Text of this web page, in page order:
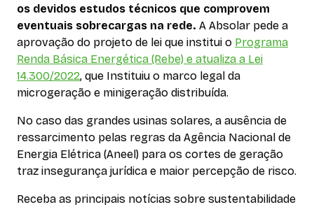
os devidos estudos técnicos que comprovem
eventuais sobrecargas na rede. A Absolar pede a
aprovação do projeto de lei que institui o Programa
Renda Básica Energética (Rebe) e atualiza a Lei
14.300/2022, que Instituiu o marco legal da
microgeração e minigeração distribuída.
No caso das grandes usinas solares, a ausência de
ressarcimento pelas regras da Agência Nacional de
Energia Elétrica (Aneel) para os cortes de geração
traz insegurança jurídica e maior percepção de risco.
Receba as principais notícias sobre sustentabilidade